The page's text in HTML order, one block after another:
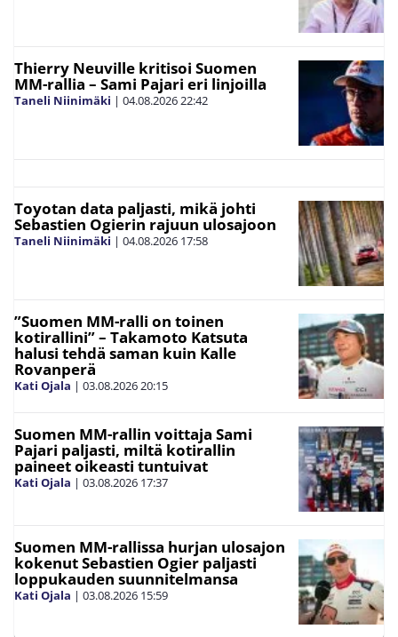
Thierry Neuville kritisoi Suomen
MM-rallia – Sami Pajari eri linjoilla
Taneli Niinimäki | 04.08.202622:42
Toyotan data paljasti, mikä johti
Sebastien Ogierin rajuun ulosajoon
Taneli Niinimäki | 04.08.2026 17:58
”Suomen MM-ralli on toinen
kotirallini” – Takamoto Katsuta
halusi tehdä saman kuin Kalle
Rovanperä
Kati Ojala | 03.08.202620:15
Suomen MM-rallin voittaja Sami
Pajari paljasti, miltä kotirallin
paineet oikeasti tuntuivat
Kati Ojala | 03.08.2026 17:37
Suomen MM-rallissa hurjan ulosajon
kokenut Sebastien Ogier paljasti
loppukauden suunnitelmansa
Kati Ojala | 03.08.2026 15:59